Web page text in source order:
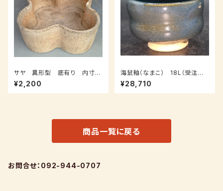
サヤ 異形型 底有り 内寸：
幅２１０（長径）、幅１７０（短径）、
外寸：高さ１0０ｍｍ
¥2,200
海鼠釉（なまこ） 18L（受注後、
7～14日後発送）
¥28,710
商品一覧に戻る
お問合せ：092-944-0707